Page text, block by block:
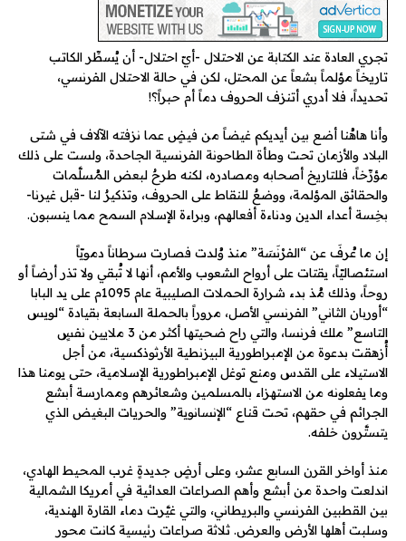
تجري العادة عند الكتابة عن الاحتلال -أيّ احتلال- أن يُسطِّر الكاتب
تاريخاً مؤلماً بشعاً عن المحتل، لكن في حالة الاحتلال الفرنسي،
تحديداً، فلا أدري أتنزف الحروف دماً أم حبراً؟!
وأنا هاهُنا أضع بين أيديكم غيضاً من فيضٍ عما نزفته الآلاف في شتى
البلاد والأزمان تحت وطأة الطاحونة الفرنسية الجاحدة، ولست على ذلك
مؤرِّخاً، فللتاريخ أصحابه ومصادره، لكنه طرحٌ لبعض المُسلَّمات
والحقائق المؤلمة، ووضعٌ للنقاط على الحروف، وتذكيرٌ لنا -قبل غيرنا-
بخِسة أعداء الدين ودناءة أفعالهم، وبراءة الإسلام السمح مما ينسبون.
إن ما عُرفَ عن “الفرْنَسَة” منذ وُلدت فصارت سرطاناً دمويّاً
استئصاليّاً، يقتات على أرواح الشعوب والأمم، أنها لا تُبقي ولا تذر أرضاً أو
روحاً، وذلك مُذ بدء شرارة الحملات الصليبية عام 1095م على يد البابا
“أوربان الثاني” الفرنسي الأصل، مروراً بالحملة السابعة بقيادة “لويس
التاسع” ملك فرنسا، والتي راح ضحيتها أكثر من 3 ملايين نفسٍ
أُزهقت بدعوة من الإمبراطورية البيزنطية الأرثوذكسية، من أجل
الاستيلاء على القدس ومنع توغل الإمبراطورية الإسلامية، حتى يومنا هذا
وما يفعلونه من الاستهزاء بالمسلمين وشعائرهم وممارسة أبشع
الجرائم في حقهم، تحت قناع “الإنسانوية” والحريات البغيض الذي
يتستَّرون خلفه.
منذ أواخر القرن السابع عشر، وعلى أرضٍ جديدةٍ غرب المحيط الهادي،
اندلعت واحدة من أبشع وأهم الصراعات العدائية في أمريكا الشمالية
بين القطبين الفرنسي والبريطاني، والتي غيَّرت دماء القارة الهندية،
وسلبت أهلها الأرض والعرض. ثلاثة صراعات رئيسية كانت محور